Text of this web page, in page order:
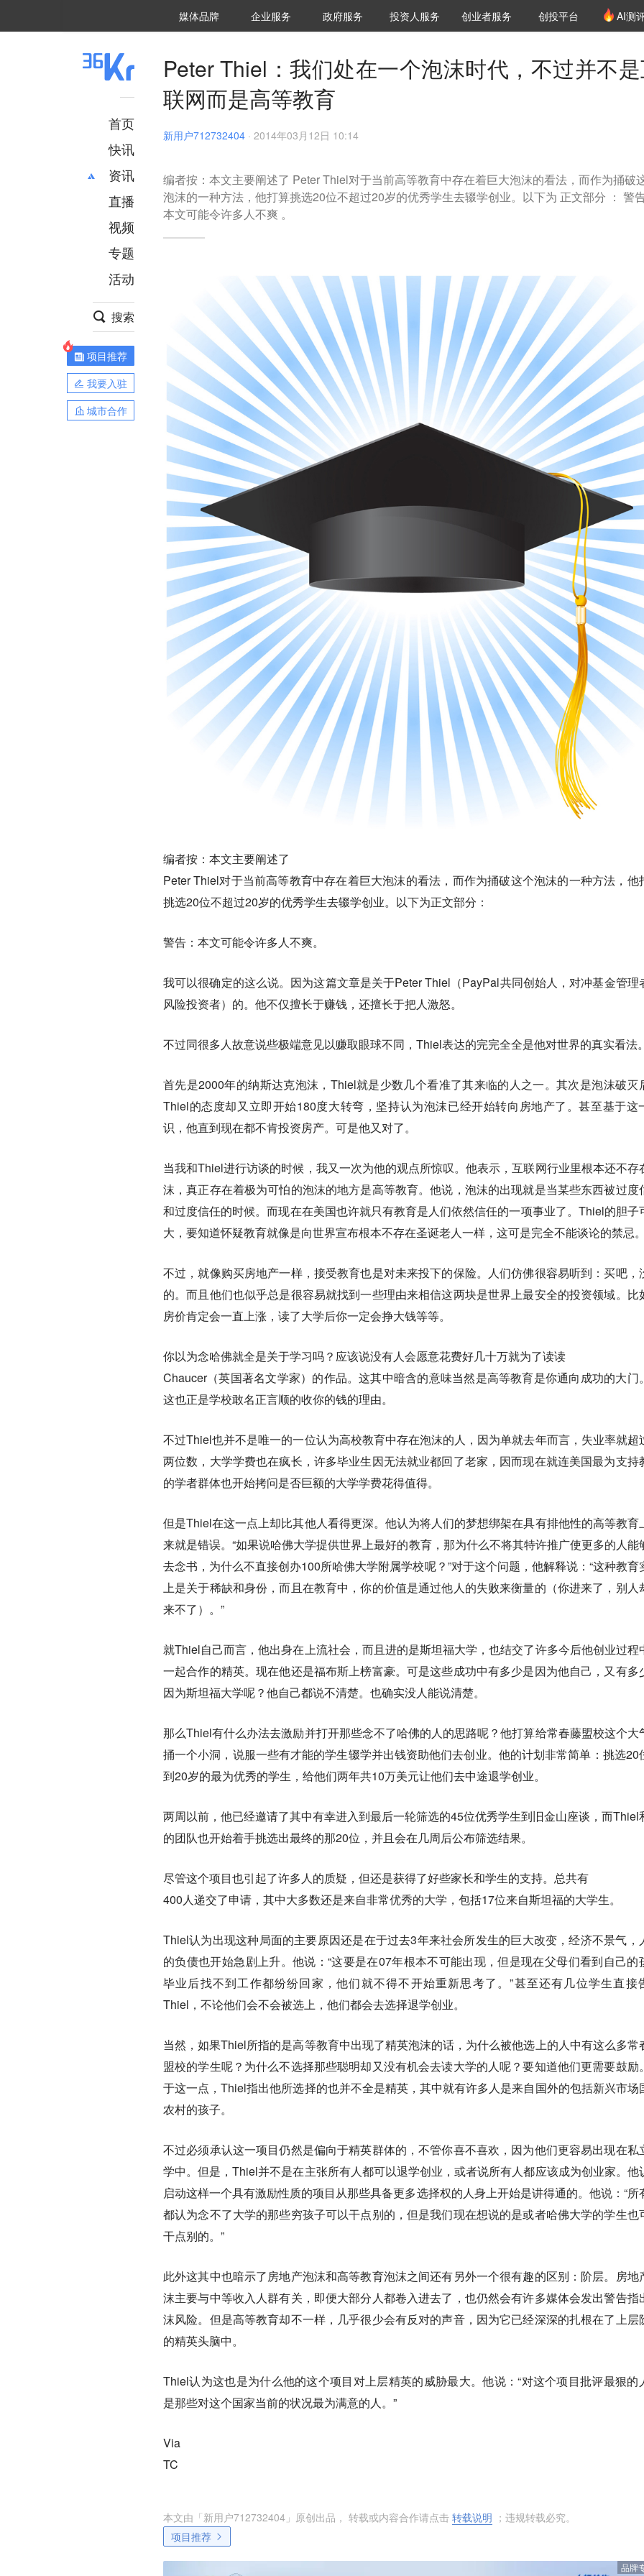
媒体品牌 36Kr研究院
企业服务 城市之窗
政府服务 VClub投资机构库
投资机构职位推介
投资人服务 创投氪堂
创业者服务 创投平台 AI测
首页
快讯
资讯
推荐
财经
项目推荐
安徽
直播
视频
专题
活动
搜索
项目推荐
我要入驻
城市合作
Peter Thiel：我们处在一个泡沫时代，不过并不
联网而是高等教育
新用户712732404 · 2014年03月12日 10:14
编者按：本文主要阐述了 Peter Thiel对于当前高等教育中存在着巨大泡沫的看法，而作为捅破
泡沫的一种方法，他打算挑选20位不超过20岁的优秀学生去辍学创业。以下为 正文部分 ： 警
本文可能令许多人不爽 。
编者按：本文主要阐述了
Peter Thiel对于当前高等教育中存在着巨大泡沫的看法，而作为捅破这个泡沫的一种方法，他
挑选20位不超过20岁的优秀学生去辍学创业。以下为正文部分 ：
警告：本文可能令许多人不爽。
我可以很确定的这么说。因为这篇文章是关于Peter Thiel（PayPal共同创始人，对冲基金管理
风险投资者）的。他不仅擅长于赚钱，还擅长于把人激怒。
不过同很多人故意说些极端意见以赚取眼球不同，Thiel表达的完完全全是他对世界的真实看法。
首先是2000年的纳斯达克泡沫，Thiel就是少数几个看准了其来临的人之一。其次是泡沫破灭
Thiel的态度却又立即开始180度大转弯，坚持认为泡沫已经开始转向房地产了。甚至基于这
识，他直到现在都不肯投资房产。可是他又对了。
当我和Thiel进行访谈的时候，我又一次为他的观点所惊叹。他表示，互联网行业里根本还不存
沫，真正存在着极为可怕的泡沫的地方是高等教育。他说，泡沫的出现就是当某些东西被过度
和过度信任的时候。而现在在美国也许就只有教育是人们依然信任的一项事业了。Thiel的胆子
大，要知道怀疑教育就像是向世界宣布根本不存在圣诞老人一样，这可是完全不能谈论的禁忌。
不过，就像购买房地产一样，接受教育也是对未来投下的保险。人们仿佛很容易听到：买吧，
的。而且他们也似乎总是很容易就找到一些理由来相信这两块是世界上最安全的投资领域。比
房价肯定会一直上涨，读了大学后你一定会挣大钱等等。
你以为念哈佛就全是关于学习吗？应该说没有人会愿意花费好几十万就为了读读
Chaucer（英国著名文学家）的作品。这其中暗含的意味当然是高等教育是你通向成功的大门
这也正是学校敢名正言顺的收你的钱的理由。
不过Thiel也并不是唯一的一位认为高校教育中存在泡沫的人，因为单就去年而言，失业率就超
两位数，大学学费也在疯长，许多毕业生因无法就业都回了老家，因而现在就连美国最为支持
的学者群体也开始拷问是否巨额的大学学费花得值得。
但是Thiel在这一点上却比其他人看得更深。他认为将人们的梦想绑架在具有排他性的高等教育
来就是错误。“如果说哈佛大学提供世界上最好的教育，那为什么不将其特许推广使更多的人能
去念书，为什么不直接创办100所哈佛大学附属学校呢？”对于这个问题，他解释说：“这种教育
上是关于稀缺和身份，而且在教育中，你的价值是通过他人的失败来衡量的（你进来了，别人
来不了）。”
就Thiel自己而言，他出身在上流社会，而且进的是斯坦福大学，也结交了许多今后他创业过程
一起合作的精英。现在他还是福布斯上榜富豪。可是这些成功中有多少是因为他自己，又有多
因为斯坦福大学呢？他自己都说不清楚。也确实没人能说清楚。
那么Thiel有什么办法去激励并打开那些念不了哈佛的人的思路呢？他打算给常春藤盟校这个大
捅一个小洞，说服一些有才能的学生辍学并出钱资助他们去创业。他的计划非常简单：挑选20
到20岁的最为优秀的学生，给他们两年共10万美元让他们去中途退学创业。
两周以前，他已经邀请了其中有幸进入到最后一轮筛选的45位优秀学生到旧金山座谈，而Thiel
的团队也开始着手挑选出最终的那20位，并且会在几周后公布筛选结果。
尽管这个项目也引起了许多人的质疑，但还是获得了好些家长和学生的支持。总共有
400人递交了申请，其中大多数还是来自非常优秀的大学，包括17位来自斯坦福的大学生。
Thiel认为出现这种局面的主要原因还是在于过去3年来社会所发生的巨大改变，经济不景气，
的负债也开始急剧上升。他说：“这要是在07年根本不可能出现，但是现在父母们看到自己的
毕业后找不到工作都纷纷回家，他们就不得不开始重新思考了。”甚至还有几位学生直接
Thiel，不论他们会不会被选上，他们都会去选择退学创业。
当然，如果Thiel所指的是高等教育中出现了精英泡沫的话，为什么被他选上的人中有这么多常
盟校的学生呢？为什么不选择那些聪明却又没有机会去读大学的人呢？要知道他们更需要鼓励
于这一点，Thiel指出他所选择的也并不全是精英，其中就有许多人是来自国外的包括新兴市场
农村的孩子。
不过必须承认这一项目仍然是偏向于精英群体的，不管你喜不喜欢，因为他们更容易出现在私
学中。但是，Thiel并不是在主张所有人都可以退学创业，或者说所有人都应该成为创业家。他
启动这样一个具有激励性质的项目从那些具备更多选择权的人身上开始是讲得通的。他说：“所
都认为念不了大学的那些穷孩子可以干点别的，但是我们现在想说的是或者哈佛大学的学生也
干点别的。”
此外这其中也暗示了房地产泡沫和高等教育泡沫之间还有另外一个很有趣的区别：阶层。房地
沫主要与中等收入人群有关，即便大部分人都卷入进去了，也仍然会有许多媒体会发出警告指
沫风险。但是高等教育却不一样，几乎很少会有反对的声音，因为它已经深深的扎根在了上层
的精英头脑中。
Thiel认为这也是为什么他的这个项目对上层精英的威胁最大。他说：“对这个项目批评最狠的
是那些对这个国家当前的状况最为满意的人。”
Via
TC
本文由「新用户712732404 」原创出品， 转载或内容合作请点击 转载说明 ；违规转载必究。
项目推荐
品牌